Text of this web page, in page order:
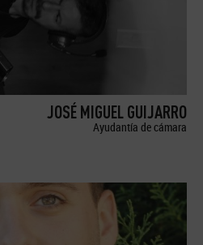
JOSÉ MIGUEL GUIJARRO
Ayudantía de cámara